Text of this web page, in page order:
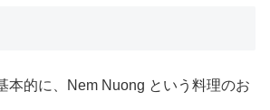
本的に、Nem Nuong という料理のお